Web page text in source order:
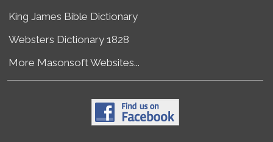
King James Bible Dictionary
Websters Dictionary 1828
More Masonsoft Websites...